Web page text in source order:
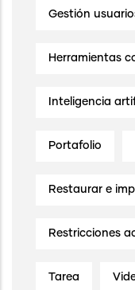
Gestión
Herramientas
Inteligencia
Portafolio
Restaurar e
Restricciones
Tarea